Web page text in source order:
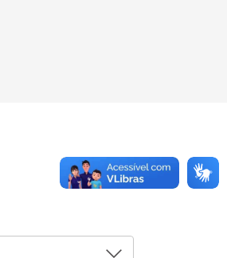
durante o processo
legislativas na CLDF podem ser